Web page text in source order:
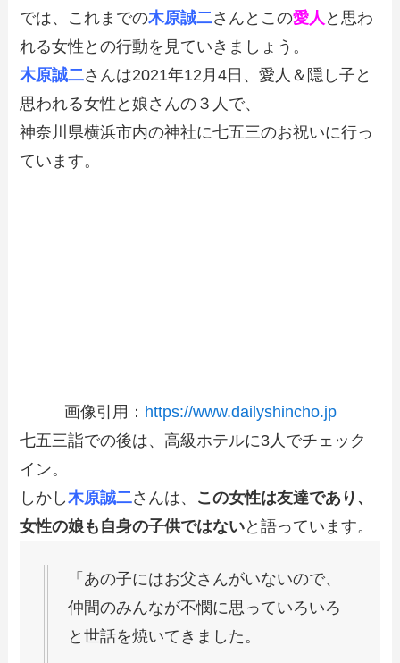
では、これまでの木原誠二さんとこの愛人 と思わ
れる女性との行動を見ていきましょう。
木原誠二さんは2021年12月4日、愛人＆隠し子と
思われる女性と娘さんの３人で、
神奈川県横浜市内の神社に七五三のお祝いに行っ
ています。
画像引用： https://www.dailyshincho.jp
七五三詣での後は、高級ホテルに3人でチェック
イン。
しかし木原誠二さんは、 この女性は友達であり、
女性の娘も自身の子供ではないと語っています。
「あの子にはお父さんがいないので、
仲間のみんなが不憫に思っていろいろ
と世話を焼いてきました。